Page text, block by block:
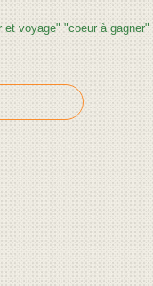
et voyage" "coeur à gagner"